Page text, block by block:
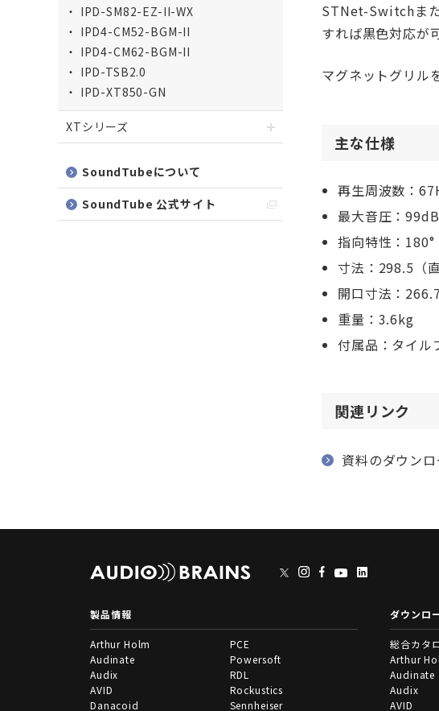
IPD-SM82-EZ-II-WX
IPD4-CM52-BGM-II
IPD4-CM62-BGM-II
IPD-TSB2.0
IPD-XT850-GN
XTシリーズ
SoundTubeについて
SoundTube 公式サイト
STNet-Switchま
すれば黒色対応が
マグネットグリル
主な仕様
再生周波数：
最大音圧：99dB
指向特性：
寸法：298.5（
開口寸法：
重量：3.6kg
付属品：タイル
関連リンク
資料のダウン
製品情報
Arthur Holm
Audinate
Audix
AVID
Danacoid
PCE
Powersoft
RDL
Rockustics
Sennheiser
ダウンロ
総合カタ
Arthur
Audinate
Audix
AVID